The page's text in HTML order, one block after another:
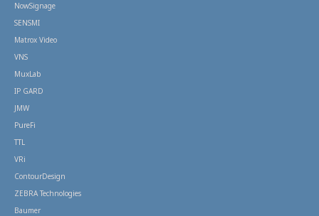
NowSignage
SENSMI
Matrox Video
VNS
MuxLab
IP GARD
JMW
PureFi
TTL
VRi
ContourDesign
ZEBRA Technologies
Baumer